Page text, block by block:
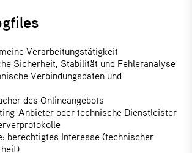
Verarbeitungstätigkeit
Sicherheit, Stabilität und Fehleranalyse
Verbindungsdaten und
des Onlineangebots
Anbieter oder technische Dienstleister
berechtigtes Interesse (technischer